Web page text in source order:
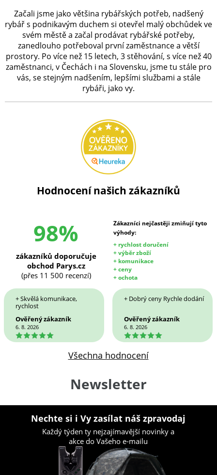
Začali jsme jako většina rybářských potřeb, nadšený
rybář s podnikavým duchem si otevřel malý obchůdek ve
svém městě a začal prodávat rybářské potřeby,
zanedlouho potřeboval první zaměstnance a větší
prostory. Po více než 15 letech, 3 stěhování, s více než 40
zaměstnanci, v Čechách i na Slovensku, jsme tu stále pro
vás, se stejným nadšením, lepšími službami a stále
rybáři, jako vy.
Hodnocení našich zákazníků
98%
Zákazníci nejčastěji zmiňují tyto
výhody:
+ rychlost doručení
+ výběr zboží
+ komunikace
+ ceny
+ ochota
zákazníků doporučuje
obchod Parys.cz
(přes 11 500 recenzí)
+ Skvělá komunikace,
rychlost
Ověřený zákazník
6. 8. 2026
5
+ Dobrý ceny Rychle dodání
Ověřený zákazník
6. 8. 2026
5
Všechna hodnocení
Newsletter
Nechte si i Vy zasílat náš zpravodaj
Každý týden ty nejzajímavější novinky a
akce do Vašeho e-mailu